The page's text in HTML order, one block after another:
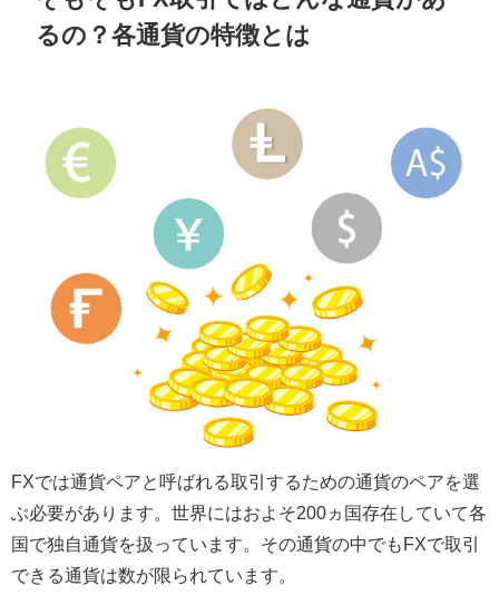
るの？各通貨の特徴とは
FXでは通貨ペアと呼ばれる取引するための通貨のペアを選
ぶ必要があります。世界にはおよそ200ヵ国存在していて各
国で独自通貨を扱っています。その通貨の中でもFXで取引
できる通貨は数が限られています。